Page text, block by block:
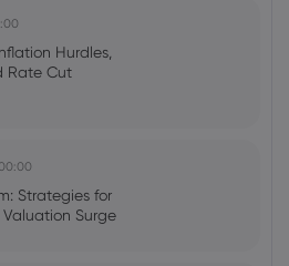
Hurdles,
Rate Cut
Strategies for
Valuation Surge